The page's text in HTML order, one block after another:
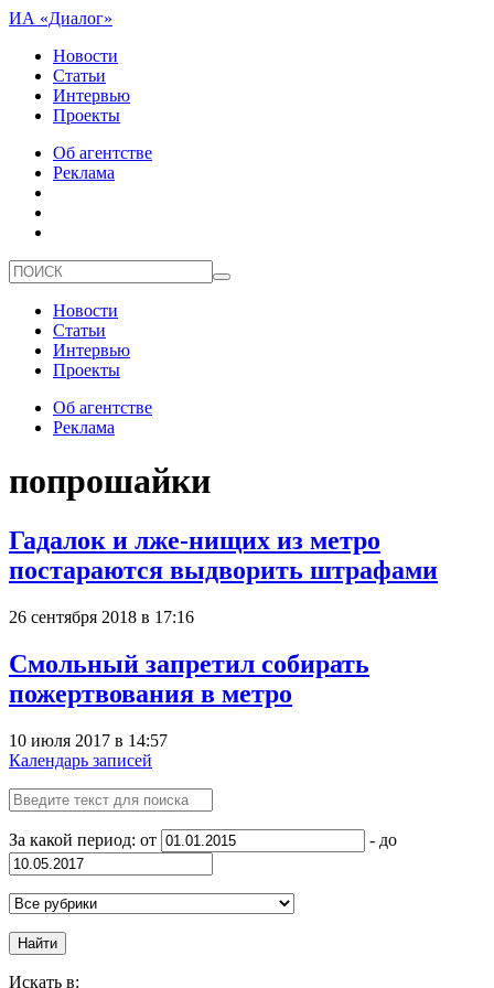
ИА «Диалог»
Новости
Статьи
Интервью
Проекты
Об агентстве
Реклама
Новости
Статьи
Интервью
Проекты
Об агентстве
Реклама
попрошайки
Гадалок и лже-нищих из метро
постараются выдворить штрафами
26 сентября 2018 в 17:16
Смольный запретил собирать
пожертвования в метро
10 июля 2017 в 14:57
Календарь записей
За какой период: от - до
Найти
Искать в: